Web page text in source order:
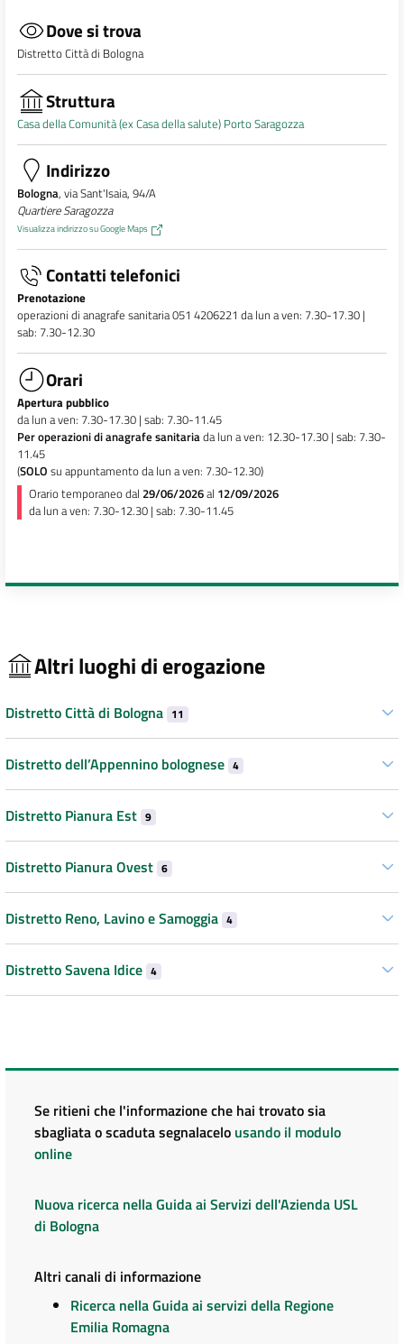
Dove si trova
Distretto Città di Bologna
Struttura
Casa della Comunità (ex Casa della salute) Porto Saragozza
Indirizzo
Bologna, via Sant'Isaia, 94/A
Quartiere Saragozza
Visualizza indirizzo su Google Maps
Contatti telefonici
Prenotazione
operazioni di anagrafe sanitaria 051 4206221 da lun a ven: 7.30-17.30 |
sab: 7.30-12.30
Orari
Apertura pubblico
da lun a ven: 7.30-17.30 | sab: 7.30-11.45
Per operazioni di anagrafe sanitariada lun a ven: 12.30-17.30 | sab: 7.30-
11.45
(SOLO su appuntamento da lun a ven: 7.30-12.30)
Orario temporaneo dal 29/06/2026al 12/09/2026
da lun a ven: 7.30-12.30 | sab: 7.30-11.45
Altri luoghi di erogazione
Distretto Città di Bologna 11
Distretto dell’Appennino bolognese 4
Distretto Pianura Est 9
Distretto Pianura Ovest 6
Distretto Reno, Lavino e Samoggia 4
Distretto Savena Idice 4
Se ritieni che l'informazione che hai trovato sia
sbagliata o scaduta segnalacelo usando il modulo
online
Nuova ricerca nella Guida ai Servizi dell'Azienda USL
di Bologna
Altri canali di informazione
Ricerca nella Guida ai servizi della Regione
Emilia Romagna